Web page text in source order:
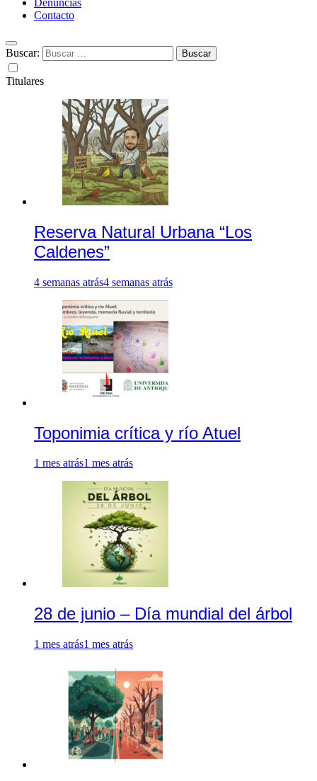
Contacto
Buscar:
Titulares
Reserva Natural Urbana “Los
Caldenes”
4 semanas atrás4 semanas atrás
Toponimia crítica y río Atuel
1 mes atrás1 mes atrás
28 de junio – Día mundial del árbol
1 mes atrás1 mes atrás